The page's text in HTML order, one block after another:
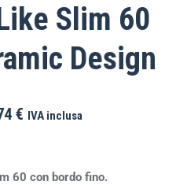
Slim 60
Design
€ IVA inclusa
60 con bordo fino.